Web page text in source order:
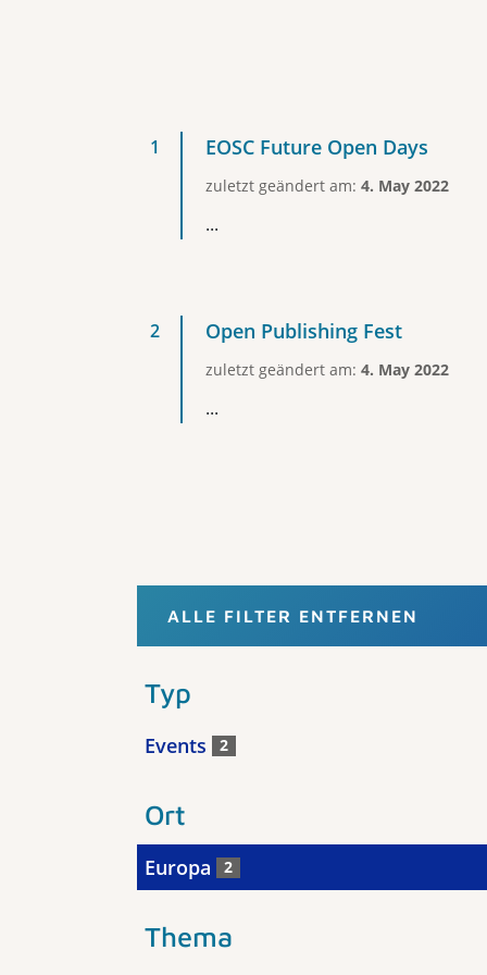
EOSC Future Open Days
zuletzt geändert am: 4. May 2022
...
Open Publishing Fest
zuletzt geändert am: 4. May 2022
...
ALLE FILTER ENTFERNEN
Typ
Events 2
Ort
Europa 2
Thema